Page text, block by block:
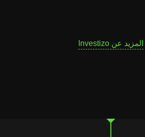
المزيد عن Investizo